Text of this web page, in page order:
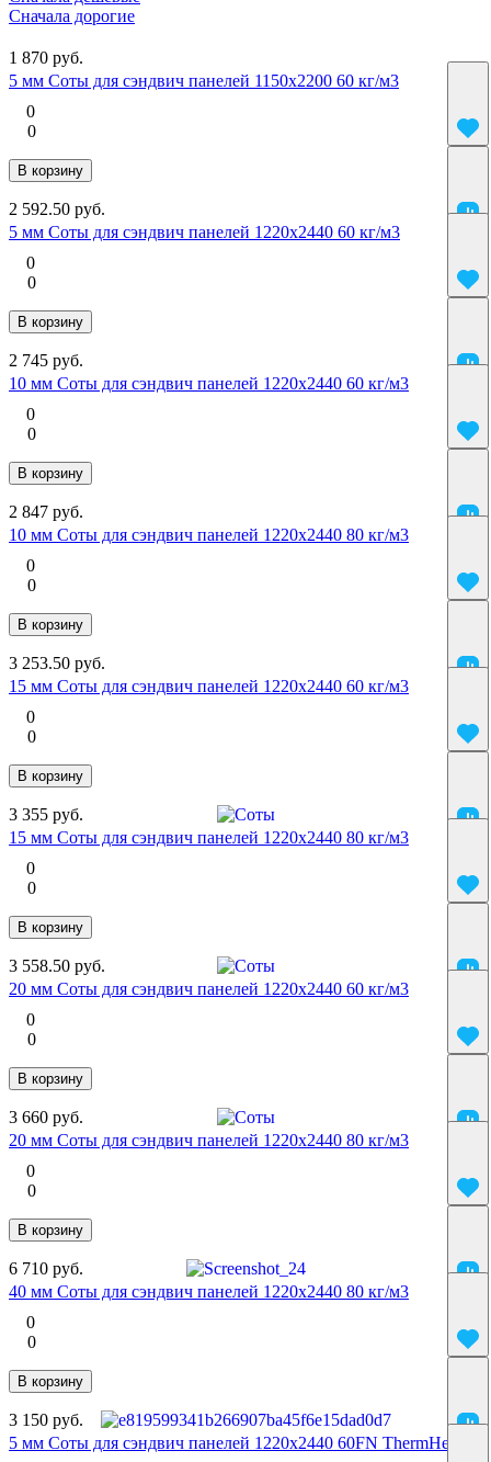
Сначала дорогие
1 870 руб.
5 мм Соты для сэндвич панелей 1150х2200 60 кг/м3
0
0
В корзину
2 592.50 руб.
5 мм Соты для сэндвич панелей 1220х2440 60 кг/м3
0
0
В корзину
2 745 руб.
10 мм Соты для сэндвич панелей 1220х2440 60 кг/м3
0
0
В корзину
2 847 руб.
10 мм Соты для сэндвич панелей 1220х2440 80 кг/м3
0
0
В корзину
3 253.50 руб.
15 мм Соты для сэндвич панелей 1220х2440 60 кг/м3
0
0
В корзину
3 355 руб.
15 мм Соты для сэндвич панелей 1220х2440 80 кг/м3
0
0
В корзину
3 558.50 руб.
20 мм Соты для сэндвич панелей 1220х2440 60 кг/м3
0
0
В корзину
3 660 руб.
20 мм Соты для сэндвич панелей 1220х2440 80 кг/м3
0
0
В корзину
6 710 руб.
40 мм Соты для сэндвич панелей 1220х2440 80 кг/м3
0
0
В корзину
3 150 руб.
5 мм Соты для сэндвич панелей 1220х2440 60FN ThermHex